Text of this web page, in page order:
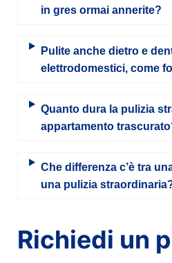
in gres ormai annerite?
Pulite anche dietro e
elettrodomestici, come
Quanto dura la pulizia
appartamento
Che differenza c’è tra
una pulizia
Richiedi un